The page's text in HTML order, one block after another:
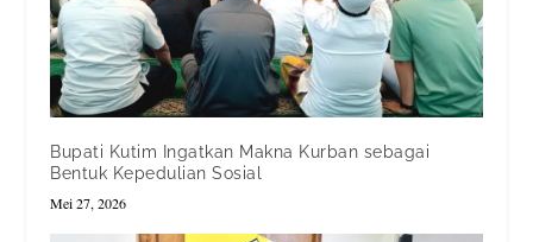
Bupati Kutim Ingatkan Makna Kurban sebagai
Bentuk Kepedulian Sosial
Mei 27, 2026